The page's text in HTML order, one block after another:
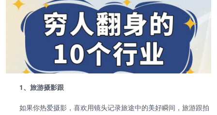
1、旅游摄影跟
如果你热爱摄影，喜欢用镜头记录旅途中的美好瞬间，旅游跟拍